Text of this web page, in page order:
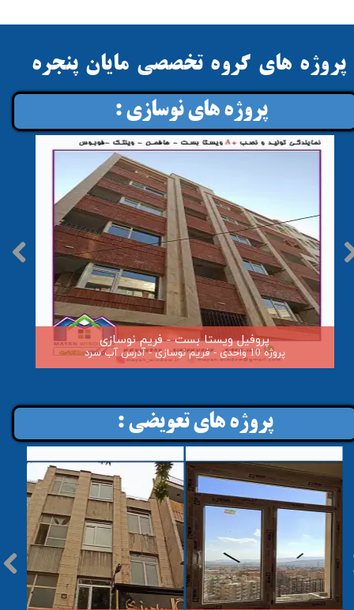
پروفیل ویستا بست - فریم نوسازی
پروژه 10 واحدی - فریم نوسازی - آدرس آب سرد
پروژه هاي نوسازي :
پروژه هاي تعويضي :
پروژه هاي گروه تخصصي مايان پنجره